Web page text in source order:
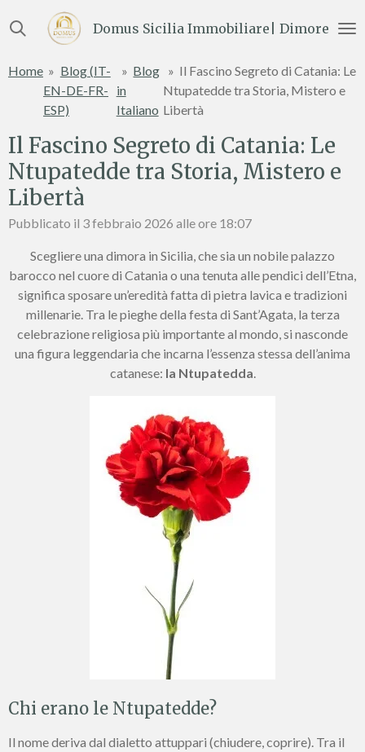
al
principale
Domus Sicilia Immobiliare| Dimore e
Home » Blog (IT-
EN-DE-FR-
ESP)
» Blog
in
Italiano
» Il Fascino Segreto di Catania: Le
Ntupatedde tra Storia, Mistero e
Libertà
Il Fascino Segreto di Catania: Le
Ntupatedde tra Storia, Mistero e
Libertà
Pubblicato il 3 febbraio 2026 alle ore 18:07
Scegliere una dimora in Sicilia, che sia un nobile palazzo
barocco nel cuore di Catania o una tenuta alle pendici dell’Etna,
significa sposare un’eredità fatta di pietra lavica e tradizioni
millenarie. Tra le pieghe della festa di Sant’Agata, la terza
celebrazione religiosa più importante al mondo, si nasconde
una figura leggendaria che incarna l’essenza stessa dell’anima
catanese: la Ntupatedda
Chi erano le Ntupatedde?
Il nome deriva dal dialetto attuppari (chiudere, coprire). Tra il